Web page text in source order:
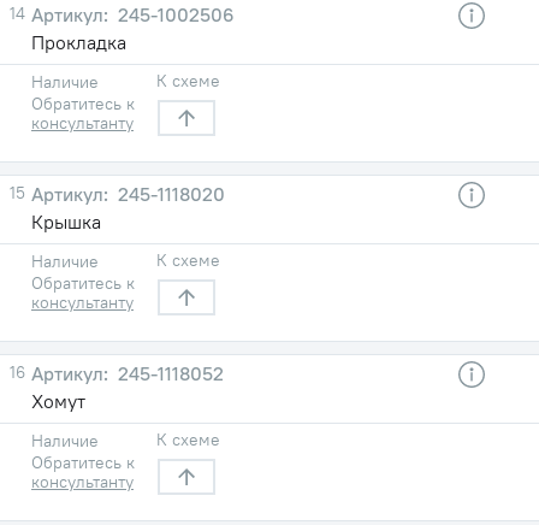
14
245-1002506
Прокладка
Наличие
Обратитесь к
консультанту
К схеме
15
245-1118020
Крышка
Наличие
Обратитесь к
консультанту
К схеме
16
245-1118052
Хомут
Наличие
Обратитесь к
консультанту
К схеме